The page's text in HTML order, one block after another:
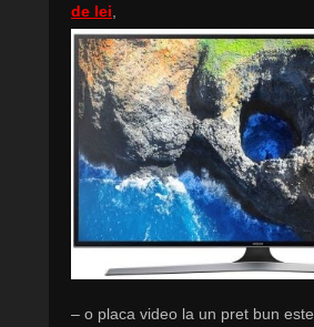
de lei
– o placa video la un pret bun este,